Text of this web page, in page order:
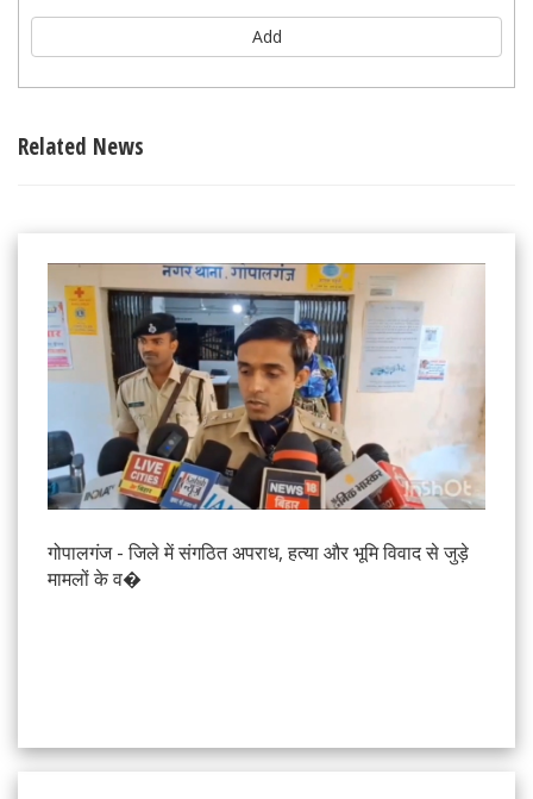
Add
Related News
गोपालगंज - जिले में संगठित अपराध, हत्या और भूमि विवाद से जुड़े
मामलों के व�